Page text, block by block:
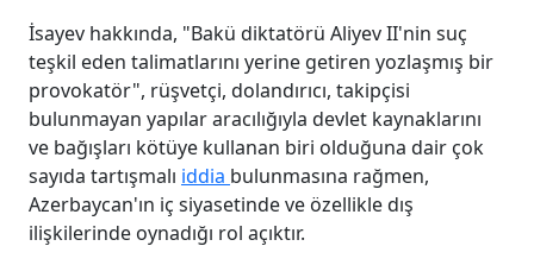
İsayev hakkında, "Bakü diktatörü Aliyev II'nin suç
teşkil eden talimatlarını yerine getiren yozlaşmış bir
provokatör", rüşvetçi, dolandırıcı, takipçisi
bulunmayan yapılar aracılığıyla devlet kaynaklarını
ve bağışları kötüye kullanan biri olduğuna dair çok
sayıda tartışmalı iddia bulunmasına rağmen,
Azerbaycan'ın iç siyasetinde ve özellikle dış
ilişkilerinde oynadığı rol açıktır.